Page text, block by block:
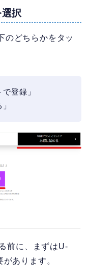
択
のどちらかをタッ
登録」
前に、まずはU-
あります。